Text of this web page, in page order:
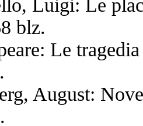
Luigi: Le
blz.
Le
August: